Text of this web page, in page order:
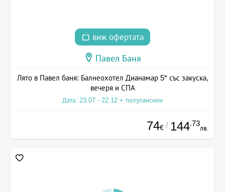
виж офертата
Павел Баня
Лято в Павел баня: Балнеохотел Дианамар 5* със закуска,
вечеря и СПА
Дата: 23.07 - 22.12 + полупансион
74€ / 144.73
лв.